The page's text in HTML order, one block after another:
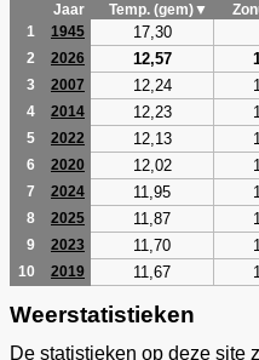
Jaar
Temp. (gem)▼
1
1945 17,30
2 2026 12,57
3 2007 12,24
4 2014 12,23
5 2022 12,13
6 2020 12,02
7 2024 11,95
8 2025 11,87
9 2023 11,70
10 2019 11,67
Weerstatistieken
De statistieken op deze site